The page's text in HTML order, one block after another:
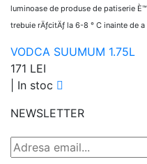
luminoase de produse de patiserie
trebuie rÄƒcitÄƒ la 6-8 ° C inainte de
VODCA SUUMUM 1.75L
171 LEI
In stoc
NEWSLETTER